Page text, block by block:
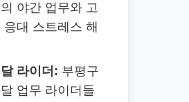
야간 업무와 고
응대 스트레스 해
라이더: 부평구
업무 라이더들